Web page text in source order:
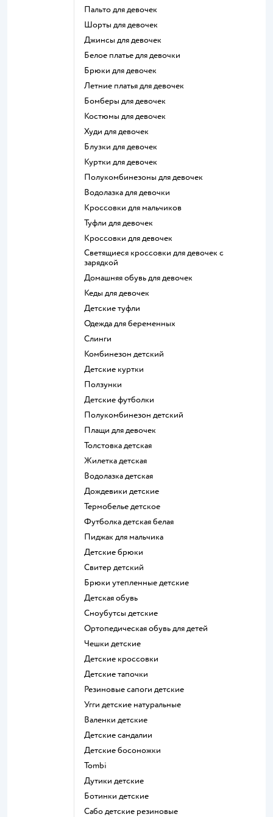
Пальто для девочек
Шорты для девочек
Джинсы для девочек
Белое платье для девочки
Брюки для девочек
Летние платья для девочек
Бомберы для девочек
Костюмы для девочек
Худи для девочек
Блузки для девочек
Куртки для девочек
Полукомбинезоны для девочек
Водолазка для девочки
Кроссовки для мальчиков
Туфли для девочек
Кроссовки для девочек
Светящиеся кроссовки для девочек с
зарядкой
Домашняя обувь для девочек
Кеды для девочек
Детские туфли
Одежда для беременных
Слинги
Комбинезон детский
Детские куртки
Ползунки
Детские футболки
Полукомбинезон детский
Плащи для девочек
Толстовка детская
Жилетка детская
Водолазка детская
Дождевики детские
Термобелье детское
Футболка детская белая
Пиджак для мальчика
Детские брюки
Свитер детский
Брюки утепленные детские
Детская обувь
Сноубутсы детские
Ортопедическая обувь для детей
Чешки детские
Детские кроссовки
Детские тапочки
Резиновые сапоги детские
Угги детские натуральные
Валенки детские
Детские сандалии
Детские босоножки
Tombi
Дутики детские
Ботинки детские
Сабо детские резиновые